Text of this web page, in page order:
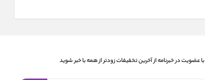
با عضویت در خبرنامه از آخرین تخفیفات زودتر از همه با خبر شوید